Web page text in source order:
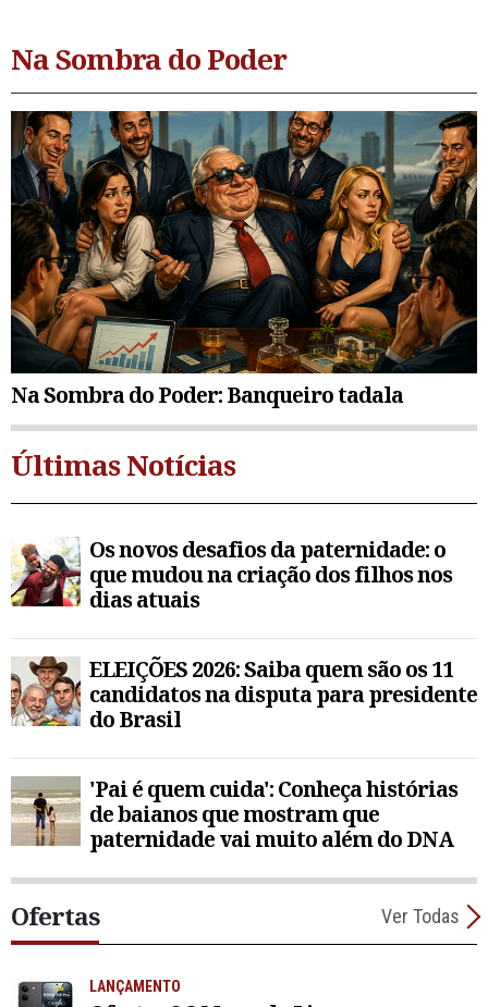
Na Sombra do Poder
Na Sombra do Poder: Banqueiro tadala
Últimas Notícias
Os novos desafios da paternidade: o
que mudou na criação dos filhos nos
dias atuais
ELEIÇÕES 2026: Saiba quem são os 11
candidatos na disputa para presidente
do Brasil
'Pai é quem cuida': Conheça histórias
de baianos que mostram que
paternidade vai muito além do DNA
Ofertas Ver Todas
LANÇAMENTO